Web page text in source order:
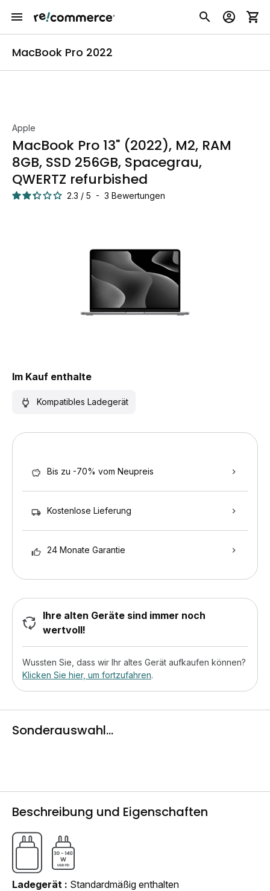
MacBook Pro 2022
Apple
MacBook Pro 13" (2022), M2, RAM
8GB, SSD 256GB, Spacegrau,
QWERTZ refurbished
2.3 / 5 - 3 Bewertungen
Im Kauf enthalte
Kompatibles Ladegerät
Bis zu -70% vom Neupreis
Kostenlose Lieferung
24 Monate Garantie
Ihre alten Geräte sind immer noch
wertvoll!
Wussten Sie, dass wir Ihr altes Gerät aufkaufen können?
Klicken Sie hier, um fortzufahren.
Sonderauswahl...
Beschreibung und Eigenschaften
Ladegerät
Standardmäßig enthalten